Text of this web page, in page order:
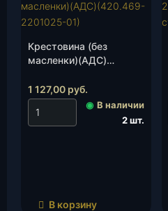
Крестовина (без
масленки)(АДС)
шт.
1 127,00 руб.
◉ В наличии
2 шт.
В корзину